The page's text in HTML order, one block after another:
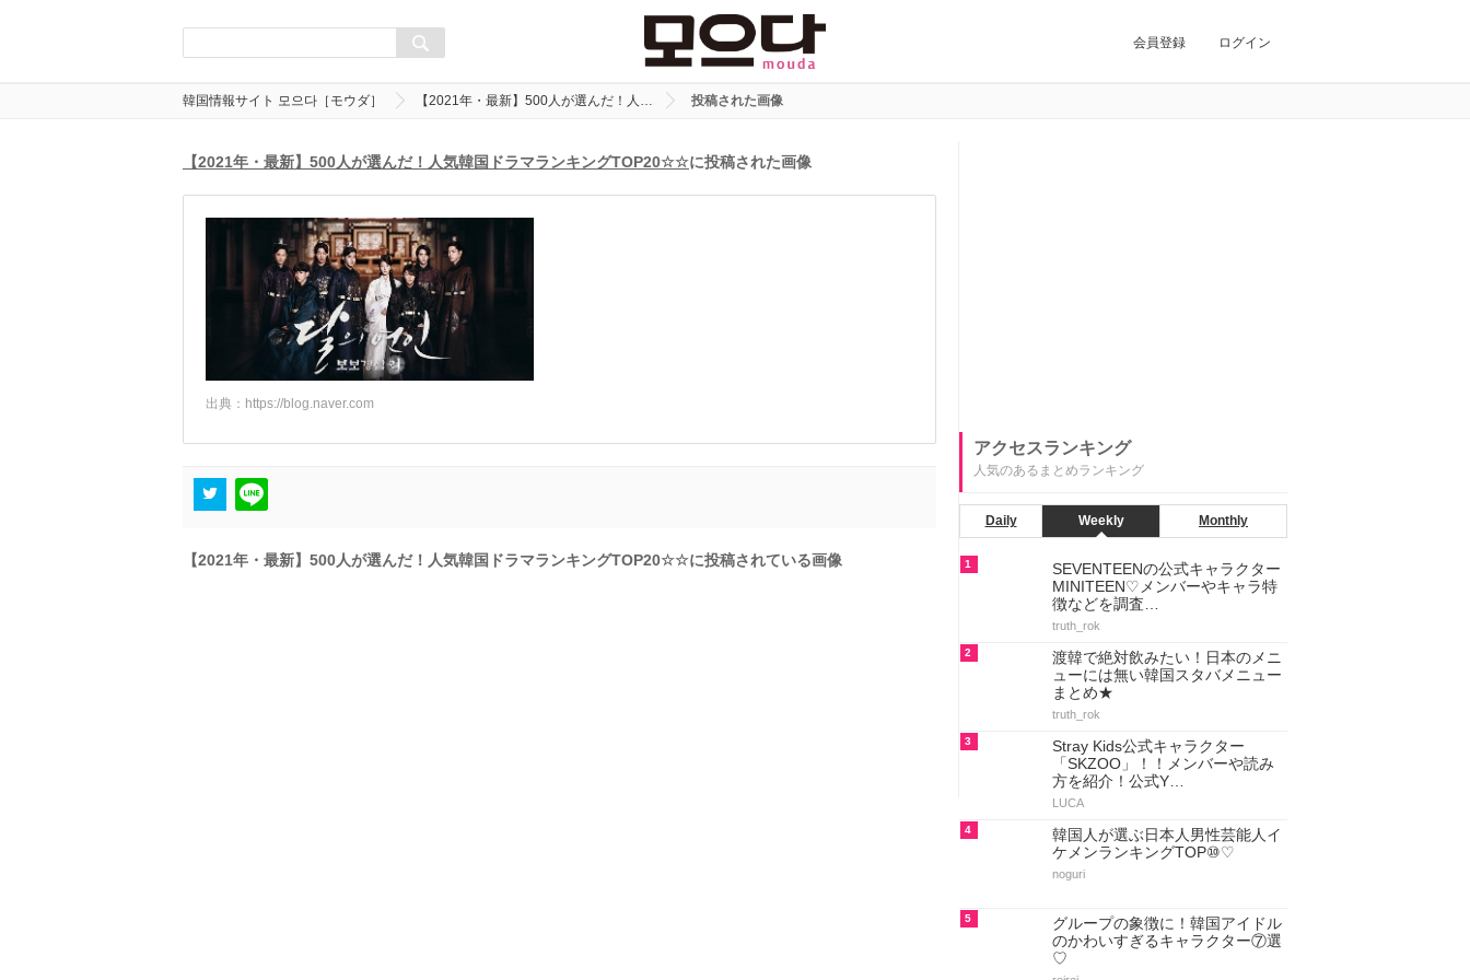
会員登録 ログイン
韓国情報サイト 모으다［モウダ］ 【2021年・最新】500人が選んだ！人… 投稿された画像
【2021年・最新】500人が選んだ！人気韓国ドラマランキングTOP20☆☆に投稿された画像
出典： https://blog.naver.com
【2021年・最新】500人が選んだ！人気韓国ドラマランキングTOP20☆☆に投稿されている画像
アクセスランキング
人気のあるまとめランキング
Daily Weekly Monthly
1
SEVENTEENの公式キャラクター
MINITEEN♡メンバーやキャラ特
徴などを調査…
truth_rok
2
渡韓で絶対飲みたい！日本のメニ
ューには無い韓国スタバメニュー
まとめ★
truth_rok
3
Stray Kids公式キャラクター
「SKZOO」！！メンバーや読み
方を紹介！公式Y…
LUCA
4
韓国人が選ぶ日本人男性芸能人イ
ケメンランキングTOP⑩♡
noguri
5
グループの象徴に！韓国アイドル
のかわいすぎるキャラクター⑦選
♡